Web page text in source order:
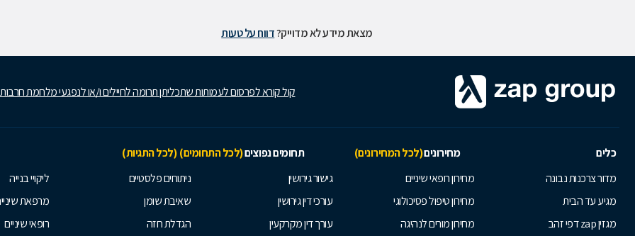
מצאת מידע לא מדוייק?דווח על טעות
קול קורא לפרסום לעמותות שתכליתן תרומה לחיילים ו/או לנפגעי מלחמת
כלים מחירונים(לכל המחירונים) תחומים נפוצים(לכל התחומים) (לכל התגיות)
מדור צרכנות נבונה
מגיע עד הבית
מגזין zap דפי זהב
מחירון רופאי שיניים
מחירון טיפול פסיכולוגי
מחירון מורים לנהיגה
גישור גירושין
עורכי דין גירושין
עורך דין מקרקעין
ניתוחים פלסטיים
שאיבת שומן
הגדלת חזה
ליקויי בנייה
מרפאת
רופאי שיניים